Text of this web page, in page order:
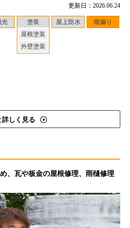
更新日：2026.06.24
光
塗装
屋根塗装
外壁塗装
屋上防水 雨漏り
詳しく見る
、瓦や板金の屋根修理、雨樋修理